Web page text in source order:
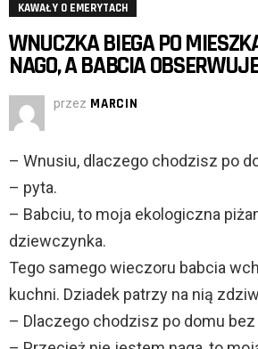
KAWAŁY O EMERYTACH
WNUCZKA BIEGA PO
NAGO, A BABCIA
przez MARCIN
– Wnusiu, dlaczego chodzisz po
– pyta.
– Babciu, to moja ekologiczna
dziewczynka.
Tego samego wieczoru babcia
kuchni. Dziadek patrzy na nią
– Dlaczego chodzisz po domu bez